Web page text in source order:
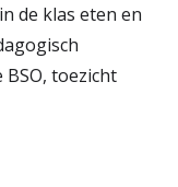
de klas eten en
toezicht